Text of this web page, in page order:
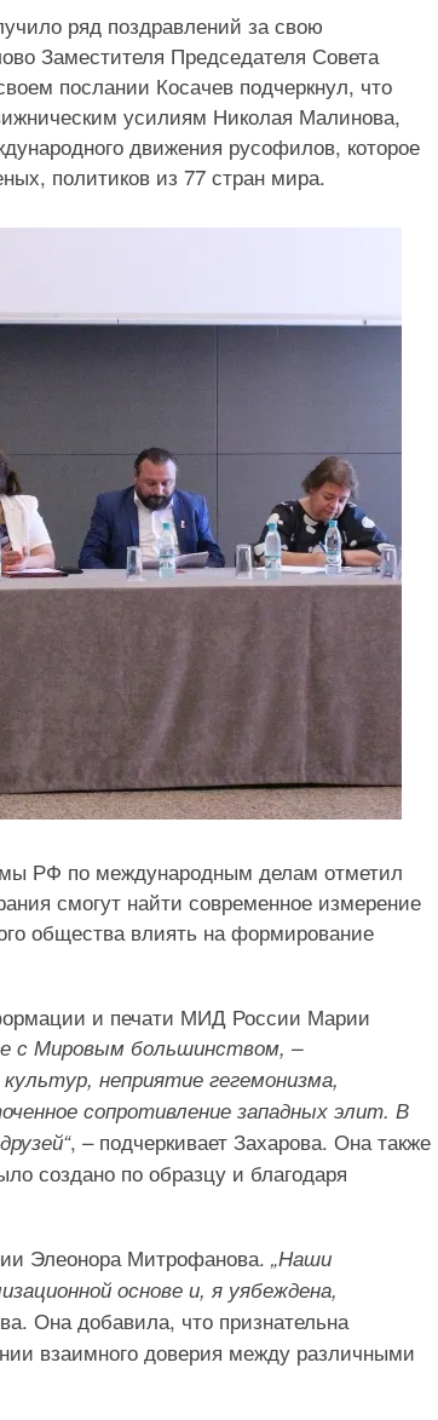
ряд поздравлений за свою
Заместителя Председателя Совета
послании Косачев подчеркнул, что
усилиям Николая Малинова,
движения русофилов, которое
политиков из 77 стран мира.
РФ по международным делам отметил
смогут найти современное измерение
общества влиять на формирование
и печати МИД России Марии
с Мировым большинством, –
неприятие гегемонизма,
сопротивление западных элит. В
, – подчеркивает Захарова. Она также
создано по образцу и благодаря
Элеонора Митрофанова. „Наши
основе и, я уябеждена,
Она добавила, что признательна
взаимного доверия между различными